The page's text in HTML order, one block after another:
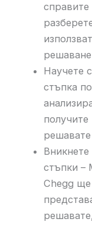
Научете
стъпка
стъпки –
Chegg